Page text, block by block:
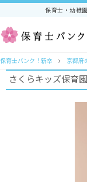
保育士・幼稚
保育士バンク！新卒 京都府
さくらキッズ保育園